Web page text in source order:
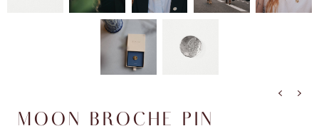
MOON BROCHE PIN